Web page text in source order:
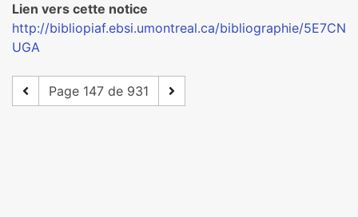
Lien vers cette notice
http://bibliopiaf.ebsi.umontreal.ca/bibliographie/5E7CN
UGA
Page 147 de 931